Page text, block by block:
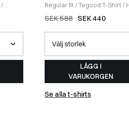
/
Regular fit/Tegood T-Shirt/
SEK 588 SEK 440
LÄGG I
VARUKORGEN
Se alla t-shirts